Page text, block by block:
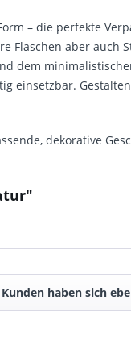
– die perfekte
Flaschen aber auch
dem
einsetzbar.
dekorative
Kunden haben sich